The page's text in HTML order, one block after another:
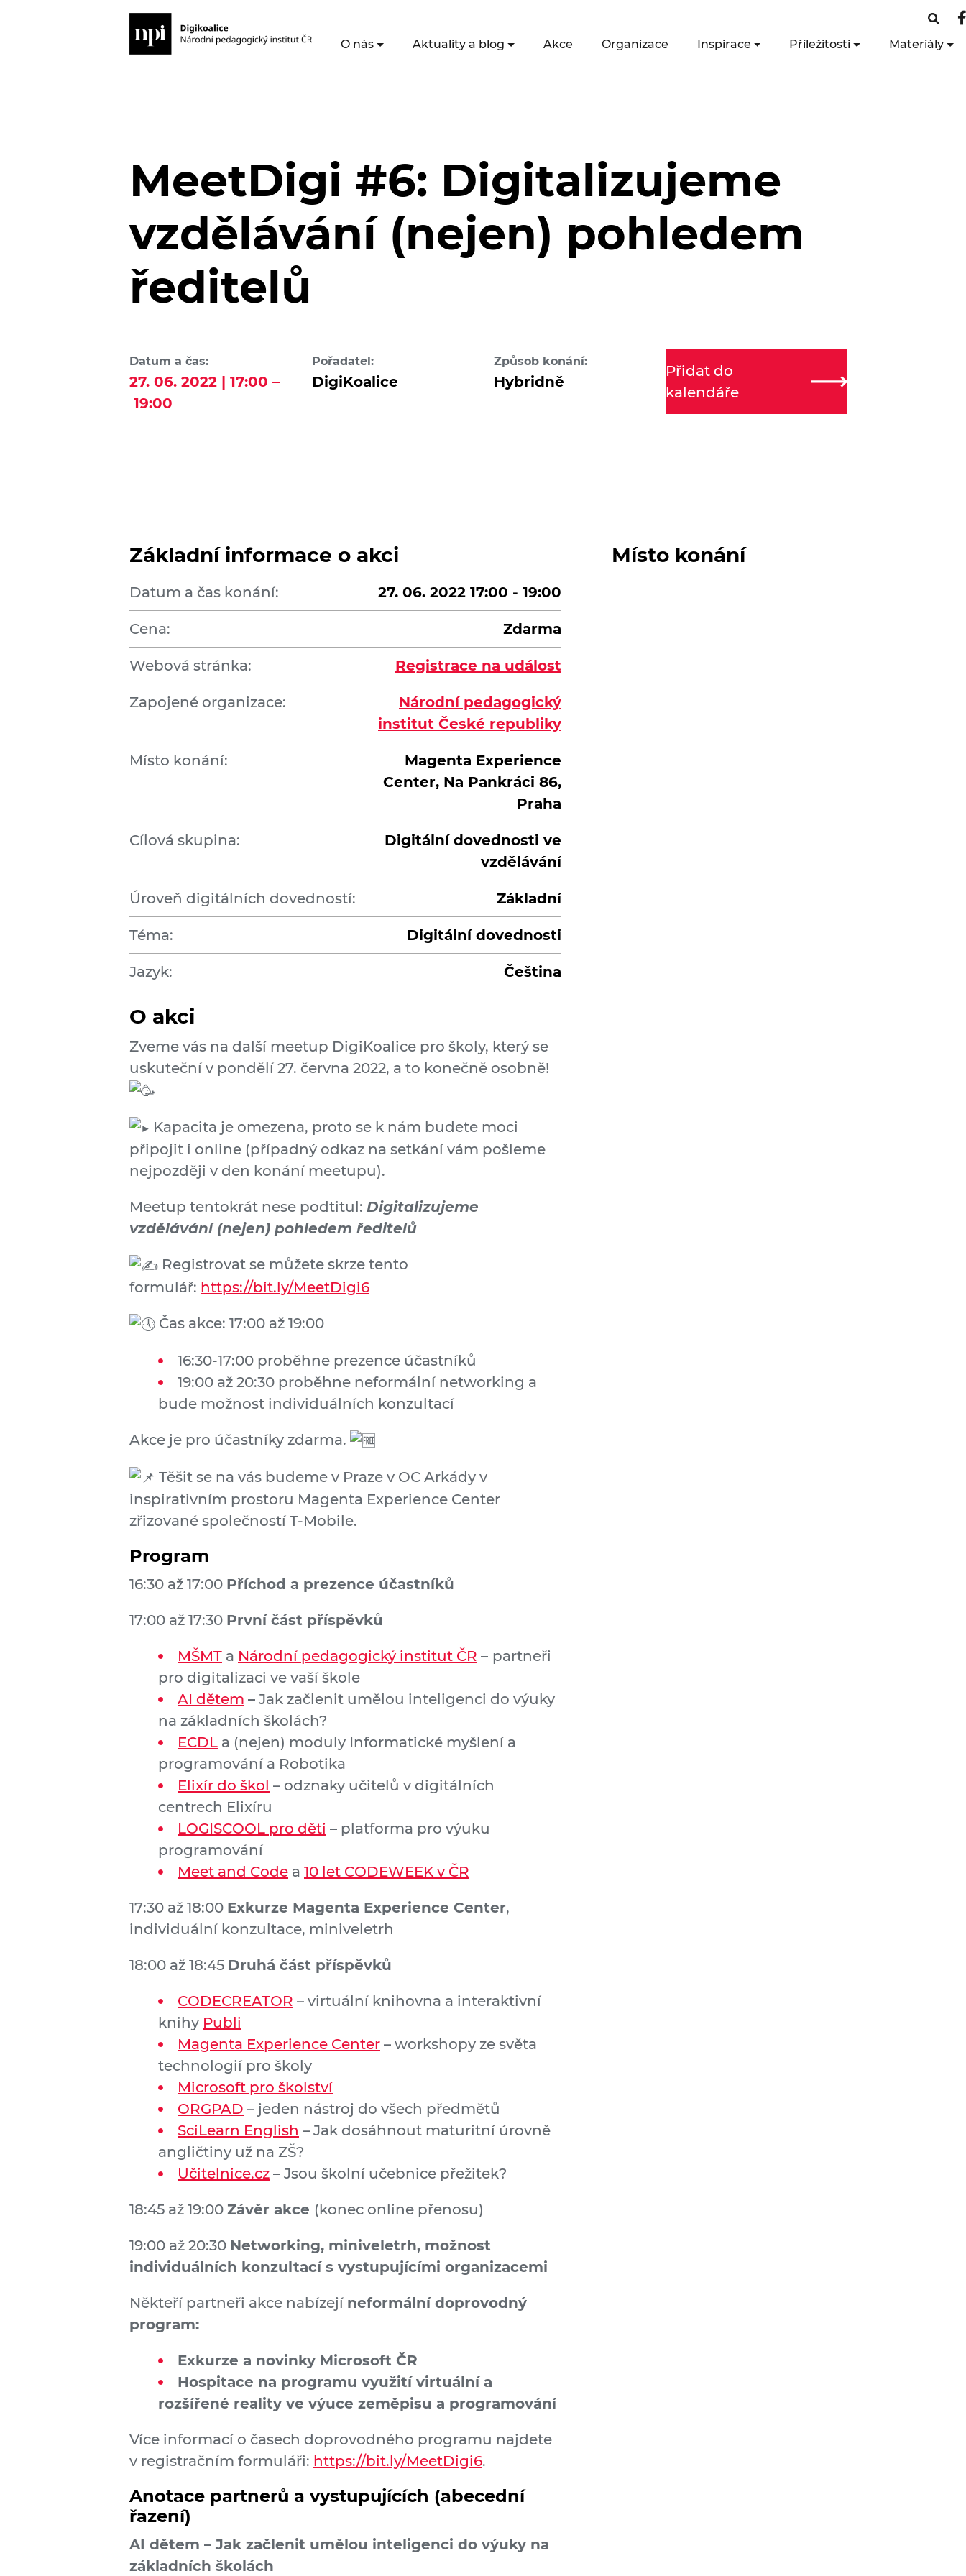
O nás Aktuality a blog Akce Organizace Inspirace Příležitosti Materiály
MeetDigi #6: Digitalizujeme
vzdělávání (nejen) pohledem
ředitelů
Datum a čas:
27. 06. 2022 | 17:00 –
19:00
Pořadatel:
DigiKoalice
Způsob konání:
Hybridně
Přidat do
kalendáře
Základní informace o akci
Datum a čas konání: 27. 06. 2022 17:00 - 19:00
Cena: Zdarma
Webová stránka: Registrace na událost
Zapojené organizace:
Národní pedagogický
institut České republiky
Místo konání:
Magenta Experience
Center, Na Pankráci 86,
Praha
Cílová skupina:
Digitální dovednosti ve
vzdělávání
Úroveň digitálních dovedností: Základní
Téma: Digitální dovednosti
Jazyk: Čeština
O akci
Zveme vás na další meetup DigiKoalice pro školy, který se
uskuteční v pondělí 27. června 2022, a to konečně osobně!
Kapacita je omezena, proto se k nám budete moci
připojit i online (případný odkaz na setkání vám pošleme
nejpozději v den konání meetupu).
Meetup tentokrát nese podtitul: Digitalizujeme
vzdělávání (nejen) pohledem ředitelů
Registrovat se můžete skrze tento
formulář: https://bit.ly/MeetDigi6
Čas akce: 17:00 až 19:00
16:30-17:00 proběhne prezence účastníků
19:00 až 20:30 proběhne neformální networking a
bude možnost individuálních konzultací
Akce je pro účastníky zdarma.
Těšit se na vás budeme v Praze v OC Arkády v
inspirativním prostoru Magenta Experience Center
zřizované společností T-Mobile.
Program
16:30 až 17:00 Příchod a prezence účastníků
17:00 až 17:30 První část příspěvků
MŠMT a Národní pedagogický institut ČR – partneři
pro digitalizaci ve vaší škole
AI dětem – Jak začlenit umělou inteligenci do výuky
na základních školách?
ECDL a (nejen) moduly Informatické myšlení a
programování a Robotika
Elixír do škol – odznaky učitelů v digitálních
centrech Elixíru
LOGISCOOL pro děti – platforma pro výuku
programování
Meet and Code a 10 let CODEWEEK v ČR
17:30 až 18:00 Exkurze Magenta Experience Center,
individuální konzultace, miniveletrh
18:00 až 18:45 Druhá část příspěvků
CODECREATOR – virtuální knihovna a interaktivní
knihy Publi
Magenta Experience Center – workshopy ze světa
technologií pro školy
Microsoft pro školství
ORGPAD – jeden nástroj do všech předmětů
SciLearn English – Jak dosáhnout maturitní úrovně
angličtiny už na ZŠ?
Učitelnice.cz – Jsou školní učebnice přežitek?
18:45 až 19:00 Závěr akce (konec online přenosu)
19:00 až 20:30 Networking, miniveletrh, možnost
individuálních konzultací s vystupujícími organizacemi
Někteří partneři akce nabízejí neformální doprovodný
program:
Exkurze a novinky Microsoft ČR
Hospitace na programu využití virtuální a
rozšířené reality ve výuce zeměpisu a programování
Více informací o časech doprovodného programu najdete
v registračním formuláři: https://bit.ly/MeetDigi6.
Anotace partnerů a vystupujících (abecední
řazení)
AI dětem – Jak začlenit umělou inteligenci do výuky na
základních školách
Místo konání